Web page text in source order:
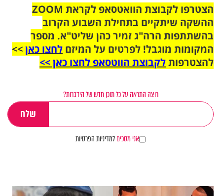
הצטרפו לקבוצת הוואטסאפ לקראת ZOOM
ההשקה שיתקיים בתחילת השבוע הקרוב
בהשתתפות הרה"ג זמיר כהן שליט"א. מספר
המקומות מוגבל! לפרטים על המיזם לחצו כאן>>
להצטרפותלקבוצת הווטסאפ לחצו כאן >>
רוצה התראה על כל תוכן חדש של הידברות?
אני מסכיםלמדיניות הפרטיות